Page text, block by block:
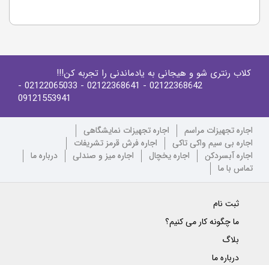
کلاب رنتری شو و هیجانی به یادماندنی را تجربه کن!!!
02122368642
- 02122368641
- 02122065033
-
09121553941
اجاره تجهیزات مراسم
اجاره تجهیزات نمایشگاهی
اجاره بی سیم واکی تاکی
اجاره فرش قرمز تشریفات
اجاره آبسردکن
اجاره یخچال اجاره میز و صندلی
درباره ما
تماس با ما
ثبت نام
ما چگونه کار می کنیم؟
بلاگ
درباره ما